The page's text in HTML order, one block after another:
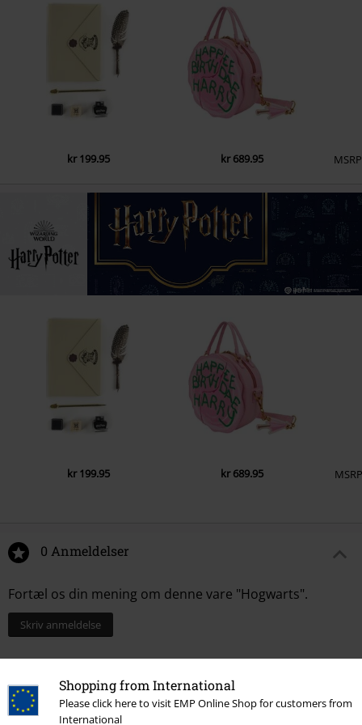
Shopping from International
Please click here to visit EMP Online Shop for customers from
International
kr 199.95 kr 689.95 MSRP
kr 199.95 kr 689.95 MSRP
0 Anmeldelser
Fortæl os din mening om denne vare "Hogwarts".
Skriv anmeldelse